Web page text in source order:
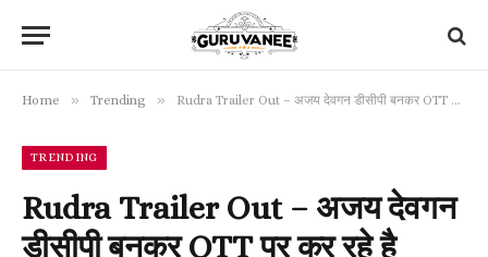
Home » Trending » Rudra Trailer Out – अजय देवगन डीसीपी बनकर OTT पर कर रहे है धमाकेदार एंट्री
TRENDING
Rudra Trailer Out – अजय देवगन
डीसीपी बनकर OTT पर कर रहे है